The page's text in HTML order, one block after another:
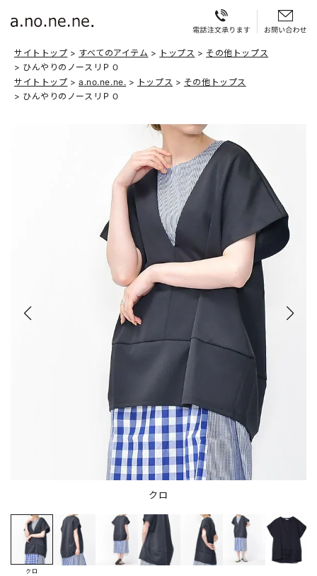
サイトトップ すべてのアイテム トップス
その他トップス
ひんやりのノースリＰＯ
サイトトップ
a.no.ne.ne. トップス
その他トップス
ひんやりのノースリＰＯ
クロ
クロ